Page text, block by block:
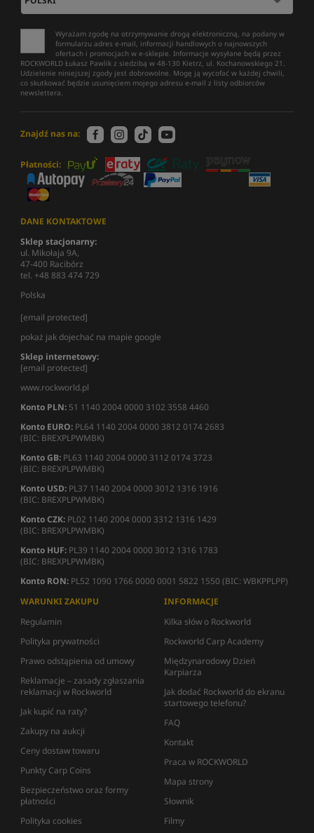
Wyrażam zgodę na otrzymywanie drogą elektroniczną, na podany w
formularzu adres e-mail, informacji handlowych o najnowszych
ofertach i promocjach w e-sklepie. Informacje wysyłane będą przez
ROCKWORLD Łukasz Pawlik z siedzibą w 48-130 Kietrz, ul. Kochanowskiego 21.
Udzielenie niniejszej zgody jest dobrowolne. Mogę ją wycofać w każdej chwili,
co skutkować będzie usunięciem mojego adresu e-mail z listy odbiorców
newslettera.
Znajdź nas na:
Płatności:
DANE KONTAKTOWE
Sklep stacjonarny:
ul. Mikołaja 9A,
47-400 Racibórz
tel. +48 883 474 729
Polska
[email protected]
pokaż jak dojechać na mapie google
Sklep internetowy:
[email protected]
www.rockworld.pl
Konto PLN: 51 1140 2004 0000 3102 3558 4460
Konto EURO: PL64 1140 2004 0000 3812 0174 2683
(BIC: BREXPLPWMBK)
Konto GB: PL63 1140 2004 0000 3112 0174 3723
(BIC: BREXPLPWMBK)
Konto USD: PL37 1140 2004 0000 3012 1316 1916
(BIC: BREXPLPWMBK)
Konto CZK: PL02 1140 2004 0000 3312 1316 1429
(BIC: BREXPLPWMBK)
Konto HUF: PL39 1140 2004 0000 3012 1316 1783
(BIC: BREXPLPWMBK)
Konto RON: PL52 1090 1766 0000 0001 5822 1550 (BIC: WBKPPLPP)
WARUNKI ZAKUPU
Regulamin
Polityka prywatności
Prawo odstąpienia od umowy
Reklamacje – zasady zgłaszania
reklamacji w Rockworld
Jak kupić na raty?
Zakupy na aukcji
Ceny dostaw towaru
Punkty Carp Coins
Bezpieczeństwo oraz formy
płatności
Polityka cookies
INFORMACJE
Kilka słów o Rockworld
Rockworld Carp Academy
Międzynarodowy Dzień
Karpiarza
Jak dodać Rockworld do ekranu
startowego telefonu?
FAQ
Kontakt
Praca w ROCKWORLD
Mapa strony
Słownik
Filmy